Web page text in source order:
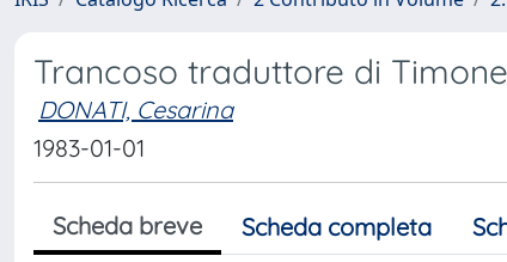
Trancoso traduttore di
DONATI, Cesarina
1983-01-01
Scheda breve Scheda completa